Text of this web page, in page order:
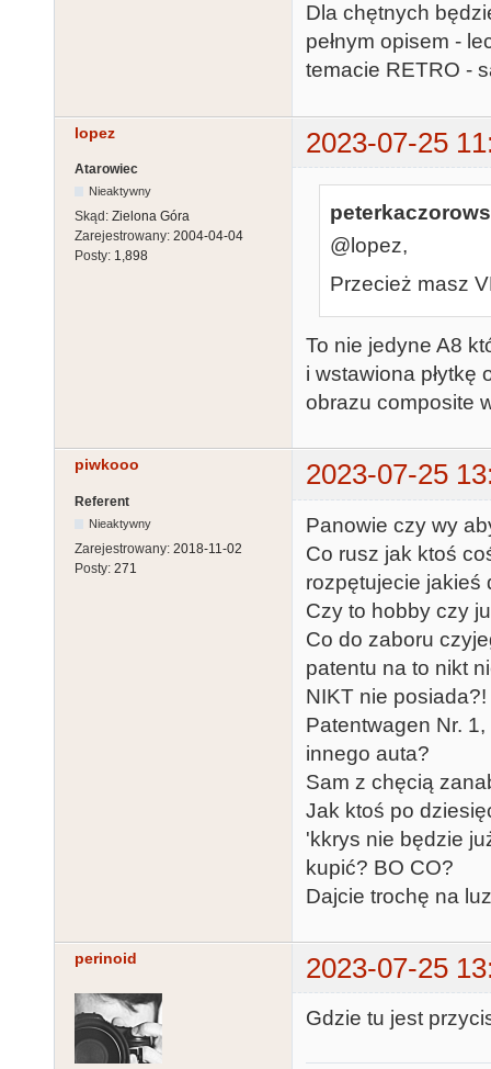
Dla chętnych
pełnym opisem -
temacie RETRO -
lopez 2023-07-25
Atarowiec
Nieaktywny
Skąd: Zielona Góra
Zarejestrowany: 2004-04-04
Posty: 1,898
@lopez,
Przecież masz
To nie jedyne A8
i wstawiona
obrazu composite
piwkooo 2023-07-25
Referent
Nieaktywny
Zarejestrowany: 2018-11-02
Posty: 271
Panowie czy wy
Co rusz jak ktoś
rozpętujecie jakieś
Czy to hobby czy
Co do zaboru
patentu na to nikt
NIKT nie
Patentwagen Nr.
innego auta?
Sam z chęcią
Jak ktoś po
'kkrys nie będzie
kupić? BO CO?
Dajcie trochę na
perinoid 2023-07-25
Gdzie tu jest